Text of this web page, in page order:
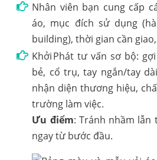
Nhân viên bạn cung cấp
áo, mục đích sử dụng
building), thời gian cần
Khởi Phát tư vấn sơ bộ:
bẻ, cổ trụ, tay ngắn/tay
nhận diện thương hiệu,
trường làm việc.
Ưu điểm: Tránh nhầm
ngay từ bước đầu.